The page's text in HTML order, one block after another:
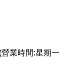
業時間:星期一